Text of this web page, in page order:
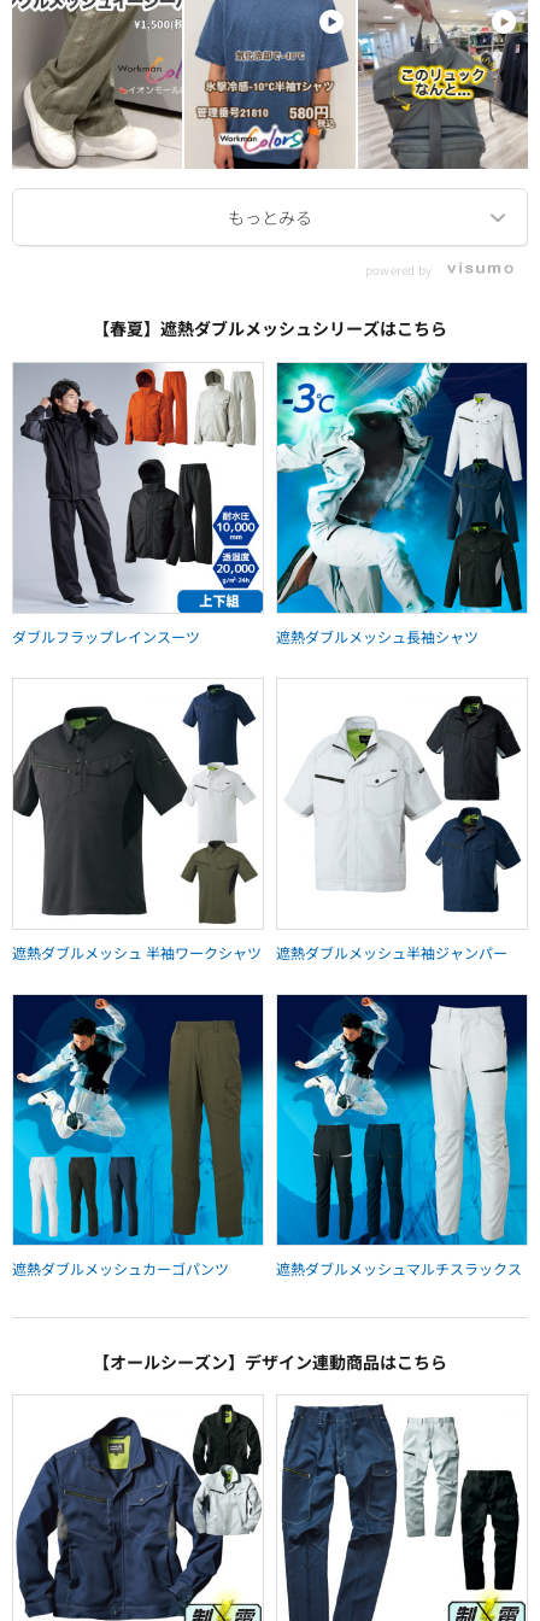
powered by
【春夏】遮熱ダブルメッシュシリーズはこちら
ダブルフラップレインスーツ 遮熱ダブルメッシュ長袖シャツ
遮熱ダブルメッシュ 半袖ワークシャツ 遮熱ダブルメッシュ半袖ジャンパー
遮熱ダブルメッシュカーゴパンツ 遮熱ダブルメッシュマルチスラックス
【オールシーズン】デザイン連動商品はこちら